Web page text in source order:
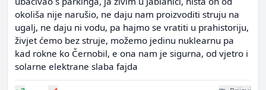
okoliša nije narušio, ne daju nam proizvoditi struju na
ugalj, ne daju ni vodu, pa hajmo se vratiti u prahistoriju,
živjet ćemo bez struje, možemo jedinu nuklearnu pa
kad rokne ko Černobil, e ona nam je sigurna, od vjetro i
solarne elektrane slaba fajda